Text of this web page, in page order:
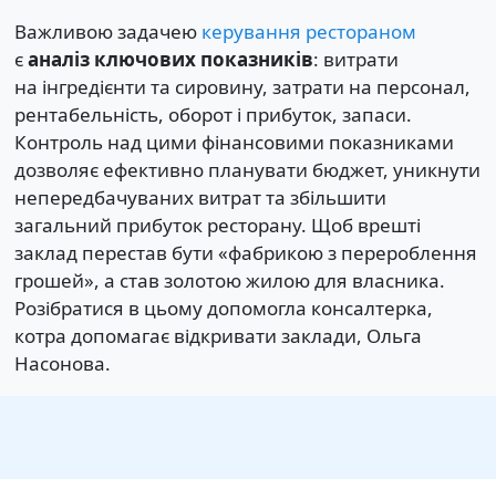
Важливою задачею керування рестораном
єаналіз ключових показників: витрати
на інгредієнти та сировину, затрати на персонал,
рентабельність, оборот і прибуток, запаси.
Контроль над цими фінансовими показниками
дозволяє ефективно планувати бюджет, уникнути
непередбачуваних витрат та збільшити
загальний прибуток ресторану. Щоб врешті
заклад перестав бути «фабрикою з перероблення
грошей», а став золотою жилою для власника.
Розібратися в цьому допомогла консалтерка,
котра допомагає відкривати заклади, Ольга
Насонова.